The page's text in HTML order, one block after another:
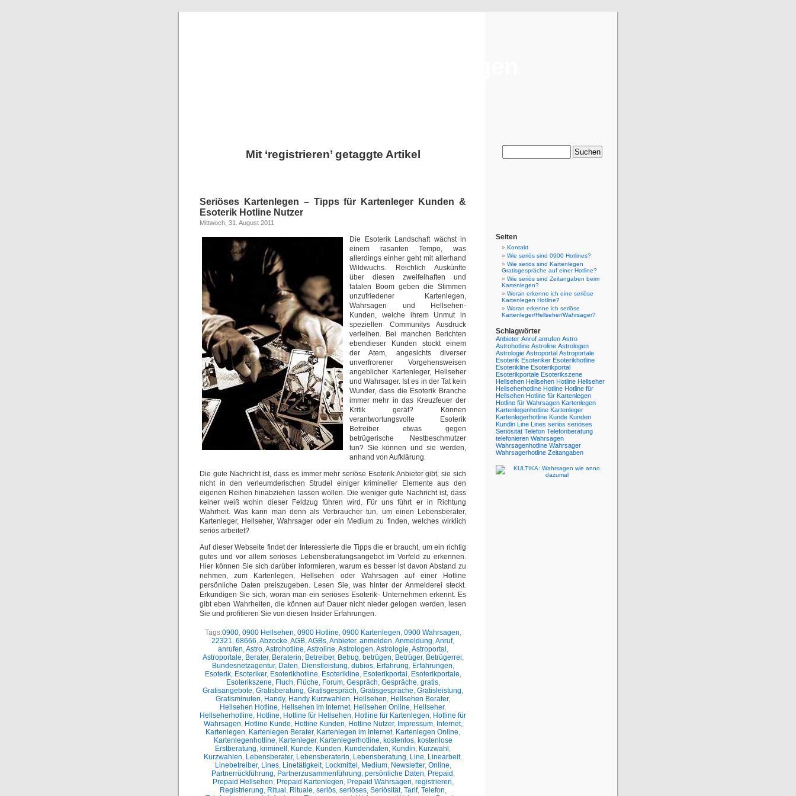
Mit ‘registrieren’ getaggte Artikel
Seriöses Kartenlegen – Tipps für Kartenleger Kunden &
Esoterik Hotline Nutzer
Mittwoch, 31. August 2011
Die Esoterik Landschaft wächst in
einem rasanten Tempo, was
allerdings einher geht mit allerhand
Wildwuchs. Reichlich Auskünfte
über diesen zweifelhaften und
fatalen Boom geben die Stimmen
unzufriedener Kartenlegen,
Wahrsagen und Hellsehen-
Kunden, welche ihrem Unmut in
speziellen Communitys Ausdruck
verleihen. Bei manchen Berichten
ebendieser Kunden stockt einem
der Atem, angesichts diverser
unverfrorener Vorgehensweisen
angeblicher Kartenleger, Hellseher
und Wahrsager. Ist es in der Tat kein
Wunder, dass die Esoterik Branche
immer mehr in das Kreuzfeuer der
Kritik gerät? Können
verantwortungsvolle Esoterik
Betreiber etwas gegen
betrügerische Nestbeschmutzer
tun? Sie können und sie werden,
anhand von Aufklärung.
Die gute Nachricht ist, dass es immer mehr seriöse Esoterik Anbieter gibt, sie sich
nicht in den verleumderischen Strudel einiger krimineller Elemente aus den
eigenen Reihen hinabziehen lassen wollen. Die weniger gute Nachricht ist, dass
keiner weiß wohin dieser Feldzug führen wird. Für uns führt er in Richtung
Wahrheit. Was kann man denn als Verbraucher tun, um einen Lebensberater,
Kartenleger, Hellseher, Wahrsager oder ein Medium zu finden, welches wirklich
seriös arbeitet?
Auf dieser Webseite findet der Interessierte die Tipps die er braucht, um ein richtig
gutes und vor allem seriöses Lebensberatungsangebot im Vorfeld zu erkennen.
Hier können Sie sich darüber informieren, warum es besser ist davon Abstand zu
nehmen, zum Kartenlegen, Hellsehen oder Wahrsagen auf einer Hotline
persönliche Daten preiszugeben. Lesen Sie, was hinter der Anmelderei steckt.
Erkundigen Sie sich, woran man ein seriöses Esoterik- Unternehmen erkennt. Es
gibt eben Wahrheiten, die können auf Dauer nicht nieder gelogen werden, lesen
Sie und profitieren Sie von diesen Insider Erfahrungen.
Tags:0900, 0900 Hellsehen, 0900 Hotline, 0900 Kartenlegen, 0900 Wahrsagen,
22321, 68666,Abzocke,AGB,AGBs,Anbieter, anmelden,Anmeldung,Anruf,
anrufen,Astro,Astrohotline,Astroline,Astrologen,Astrologie,Astroportal ,
Astroportale, Berater, Beraterin, Betreiber, Betrug, betrügen, Betrüger, Betrügerrei,
Bundesnetzagentur, Daten, Dienstleistung, dubios, Erfahrung, Erfahrungen,
Esoterik, Esoteriker, Esoterikhotline, Esoterikline, Esoterikportal , Esoterikportale,
Esoterikszene, Fluch, Flüche, Forum, Gespräch, Gespräche, gratis,
Gratisangebote, Gratisberatung, Gratisgespräch, Gratisgespräche, Gratisleistung,
Gratisminuten, Handy, Handy Kurzwahlen, Hellsehen, Hellsehen Berater,
Hellsehen Hotline, Hellsehen im Internet, Hellsehen Online, Hellseher,
Hellseherhotline, Hotline, Hotline für Hellsehen, Hotline für Kartenlegen, Hotline für
Wahrsagen, Hotline Kunde, Hotline Kunden, Hotline Nutzer, Impressum, Internet,
Kartenlegen, Kartenlegen Berater, Kartenlegen im Internet, Kartenlegen Online,
Kartenlegenhotline, Kartenleger, Kartenlegerhotline, kostenlos, kostenlose
Erstberatung, kriminell , Kunde, Kunden, Kundendaten, Kundin, Kurzwahl ,
Kurzwahlen, Lebensberater, Lebensberaterin, Lebensberatung, Line, Linearbeit,
Linebetreiber, Lines, Linetätigkeit, Lockmittel , Medium, Newsletter, Online,
Partnerrückführung, Partnerzusammenführung, persönliche Daten, Prepaid ,
Prepaid Hellsehen, Prepaid Kartenlegen, Prepaid Wahrsagen, registrieren,
Registrierung, Ritual , Rituale, seriös, seriöses, Seriösität, Tarif, Telefon,
Seiten
Kontakt
Wie seriös sind 0900 Hotlines?
Wie seriös sind Kartenlegen
Gratisgespräche auf einer Hotline?
Wie seriös sind Zeitangaben beim
Kartenlegen?
Woran erkenne ich eine seriöse
Kartenlegen Hotline?
Woran erkenne ich seriöse
Kartenleger/Hellseher/Wahrsager?
Schlagwörter
Anbieter Anruf anrufen Astro
Astrohotline Astroline Astrologen
Astrologie Astroportal Astroportale
Esoterik Esoteriker Esoterikhotline
Esoterikline Esoterikportal
Esoterikportale Esoterikszene
Hellsehen Hellsehen Hotline Hellseher
Hellseherhotline Hotline Hotline für
Hellsehen Hotline für Kartenlegen
Hotline für Wahrsagen Kartenlegen
Kartenlegenhotline Kartenleger
Kartenlegerhotline Kunde Kunden
Kundin Line Lines seriös seriöses
Seriösität Telefon Telefonberatung
telefonieren Wahrsagen
Wahrsagenhotline Wahrsager
Wahrsagerhotline Zeitangaben